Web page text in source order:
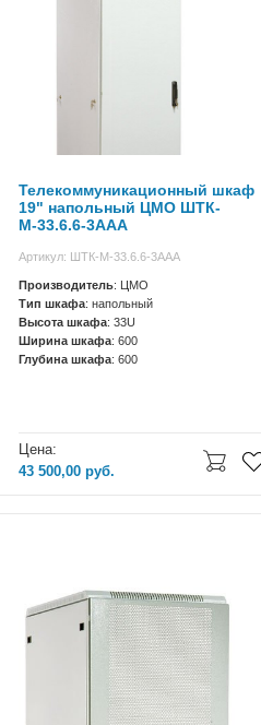
Телекоммуникационный шкаф
19" напольный ЦМО ШТК-
М-33.6.6-3ААА
Артикул: ШТК-М-33.6.6-3ААА
Производитель: ЦМО
Тип шкафа: напольный
Высота шкафа: 33U
Ширина шкафа: 600
Глубина шкафа: 600
Цена:
43 500,00 руб.